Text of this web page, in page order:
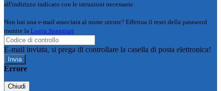
all'indirizzo indicato con le istruzioni necessarie.
Non hai una e-mail associata al nome utente? Effettua il reset della password
tramite la Login Spaggiari
E-mail inviata, si prega di controllare la casella di posta elettronica!
Errore
Chiudi